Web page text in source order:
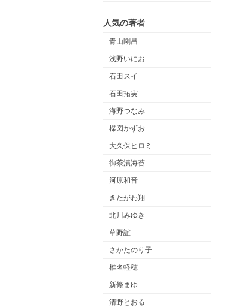
人気の著者
青山剛昌
浅野いにお
石田スイ
石田拓実
海野つなみ
楳図かずお
大久保ヒロミ
御茶漬海苔
河原和音
きたがわ翔
北川みゆき
草野誼
さかたのり子
椎名軽穂
新條まゆ
清野とおる